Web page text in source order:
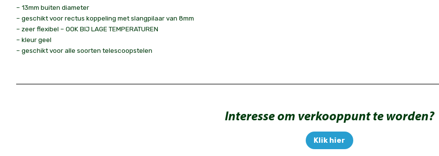
– 13mm buiten diameter
– geschikt voor rectus koppeling met slangpilaar van 8mm
– zeer flexibel – OOK BIJ LAGE TEMPERATUREN
– kleur geel
– geschikt voor alle soorten telescoopstelen
Interesse om verkooppunt te worden?
Klik hier